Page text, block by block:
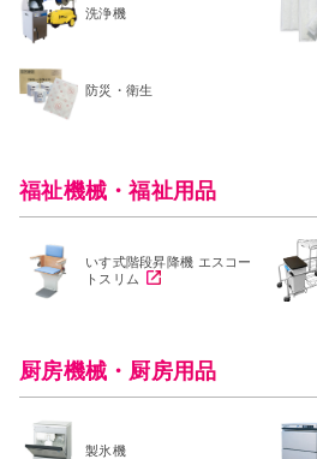
洗浄機
防災・衛生
福祉機械・福祉用品
いす式階段昇降機 エスコー
トスリム
厨房機械・厨房用品
製氷機